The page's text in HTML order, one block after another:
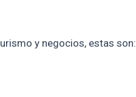
y negocios, estas son: